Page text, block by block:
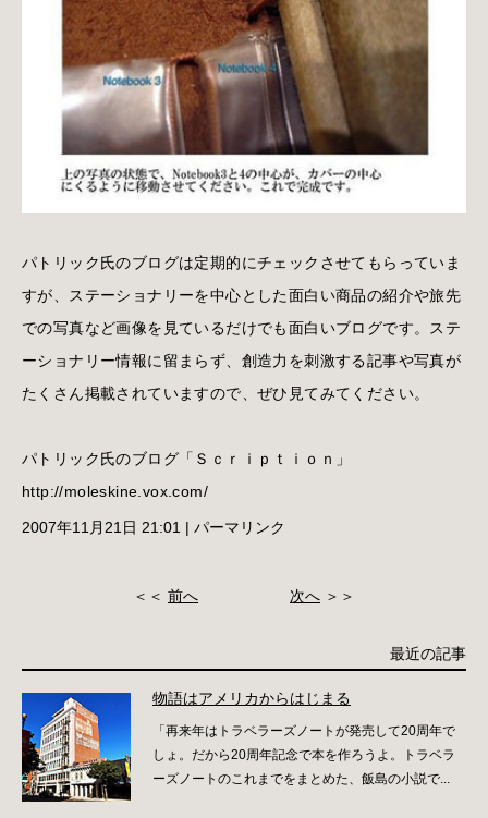
パトリック氏のブログは定期的にチェックさせてもらっていま
すが、ステーショナリーを中心とした面白い商品の紹介や旅先
での写真など画像を見ているだけでも面白いブログです。ステ
ーショナリー情報に留まらず、創造力を刺激する記事や写真が
たくさん掲載されていますので、ぜひ見てみてください。
パトリック氏のブログ「Ｓｃｒｉｐｔｉｏｎ」
http://moleskine.vox.com/
2007年11月21日 21:01 | パーマリンク
＜＜ 前へ 次へ ＞＞
最近の記事
物語はアメリカからはじまる
「再来年はトラベラーズノートが発売して20周年で
しょ。だから20周年記念で本を作ろうよ。トラベラ
ーズノートのこれまでをまとめた、飯島の小説で...